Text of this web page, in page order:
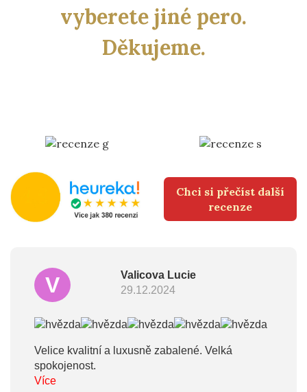
vyberete jiné pero.
Děkujeme.
Chci si přečíst další
recenze
V
Valicova Lucie
29.12.2024
Velice kvalitní a luxusně zabalené. Velká
spokojenost.
Více